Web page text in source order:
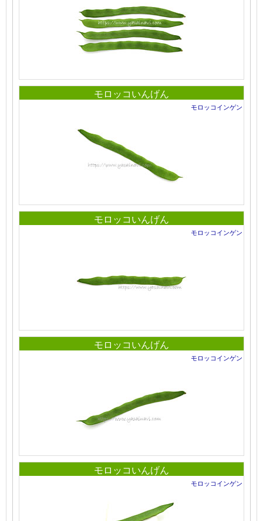
モロッコいんげん
モロッコインゲン
モロッコいんげん
モロッコインゲン
モロッコいんげん
モロッコインゲン
モロッコいんげん
モロッコインゲン